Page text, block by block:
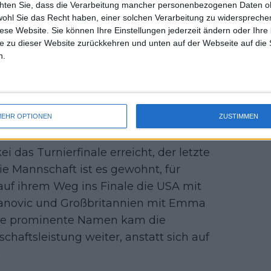
Sie, dass die Verarbeitung mancher personenbezogenen Daten
Sie das Recht haben, einer solchen Verarbeitung zu
Website. Sie können Ihre Einstellungen jederzeit ändern oder Ihre
zu dieser Website zurückkehren und unten auf der Webseite auf die
OPTIONEN ZUSTIMMEN
Bronzetti den Auftaktsieg gegen
die Klasse von Swiatek nicht
Satz. Erneut waren Errani und
schließen, und sie gewannen in
das Turnierfinale erreicht, der letzte
Mannschaft ist es gewohnt, für
ihrem Weg ins Finale die USA mit
und Großbritannien mit Emma
prominente Namen kam die
weiter, anstatt sich auf
uss
mal
des